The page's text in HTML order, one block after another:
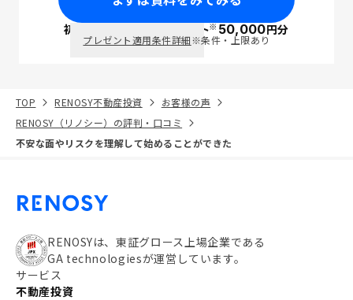
初回面談で ポイント※50,000円分
プレゼント適用条件詳細※条件・上限あり
TOP RENOSY不動産投資
お客様の声
RENOSY（リノシー）の評判・口コミ
不安な面やリスクを理解して始めることができた
RENOSYは、東証グロース上場企業である
GA technologiesが運営しています。
サービス
不動産投資